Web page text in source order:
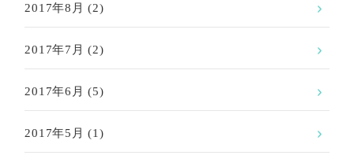
2017年8月 (2)
2017年7月 (2)
2017年6月 (5)
2017年5月 (1)